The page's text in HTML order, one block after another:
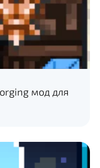
мод для